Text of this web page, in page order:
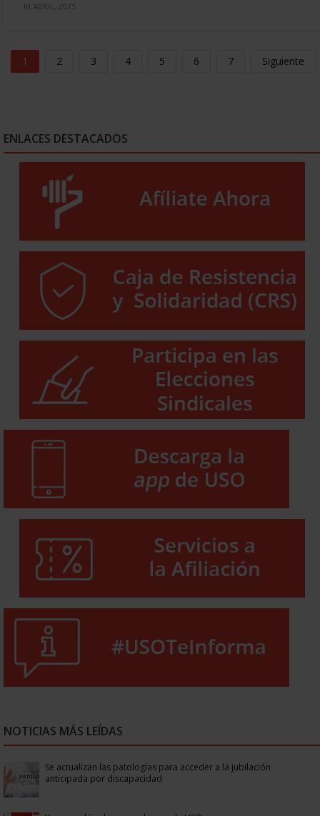
10 ABRIL, 2025
1 2 3 4 5 6 7 Siguiente
ENLACES DESTACADOS
NOTICIAS MÁS LEÍDAS
Se actualizan las patologías para acceder a la jubilación
anticipada por discapacidad